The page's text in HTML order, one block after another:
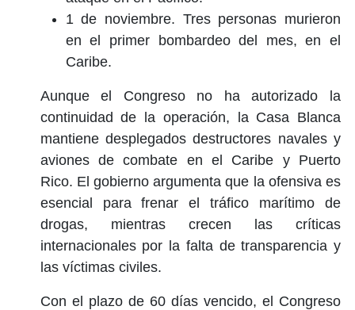
1 de noviembre. Tres personas murieron
en el primer bombardeo del mes, en el
Caribe.
Aunque el Congreso no ha autorizado la
continuidad de la operación, la Casa Blanca
mantiene desplegados destructores navales y
aviones de combate en el Caribe y Puerto
Rico. El gobierno argumenta que la ofensiva es
esencial para frenar el tráfico marítimo de
drogas, mientras crecen las críticas
internacionales por la falta de transparencia y
las víctimas civiles.
Con el plazo de 60 días vencido, el Congreso